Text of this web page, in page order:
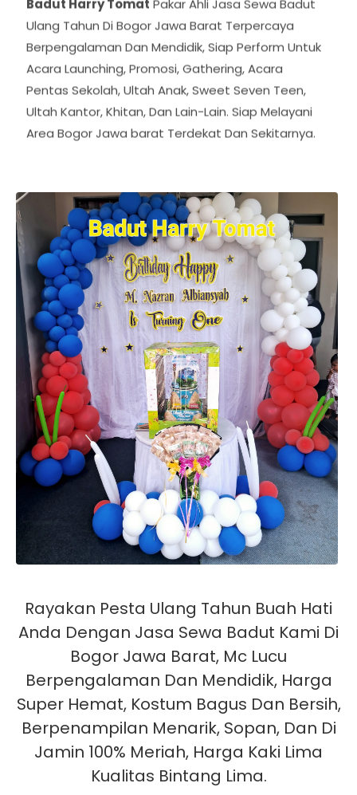
Badut Harry Tomat Pakar Ahli Jasa Sewa Badut
Ulang Tahun Di Bogor Jawa Barat Terpercaya
Berpengalaman Dan Mendidik, Siap Perform Untuk
Acara Launching, Promosi, Gathering, Acara
Pentas Sekolah, Ultah Anak, Sweet Seven Teen,
Ultah Kantor, Khitan, Dan Lain-Lain. Siap Melayani
Area Bogor Jawa barat Terdekat Dan Sekitarnya.
Rayakan Pesta Ulang Tahun Buah Hati
Anda Dengan Jasa Sewa Badut Kami Di
Bogor Jawa Barat, Mc Lucu
Berpengalaman Dan Mendidik, Harga
Super Hemat, Kostum Bagus Dan Bersih,
Berpenampilan Menarik, Sopan, Dan Di
Jamin 100% Meriah, Harga Kaki Lima
Kualitas Bintang Lima.